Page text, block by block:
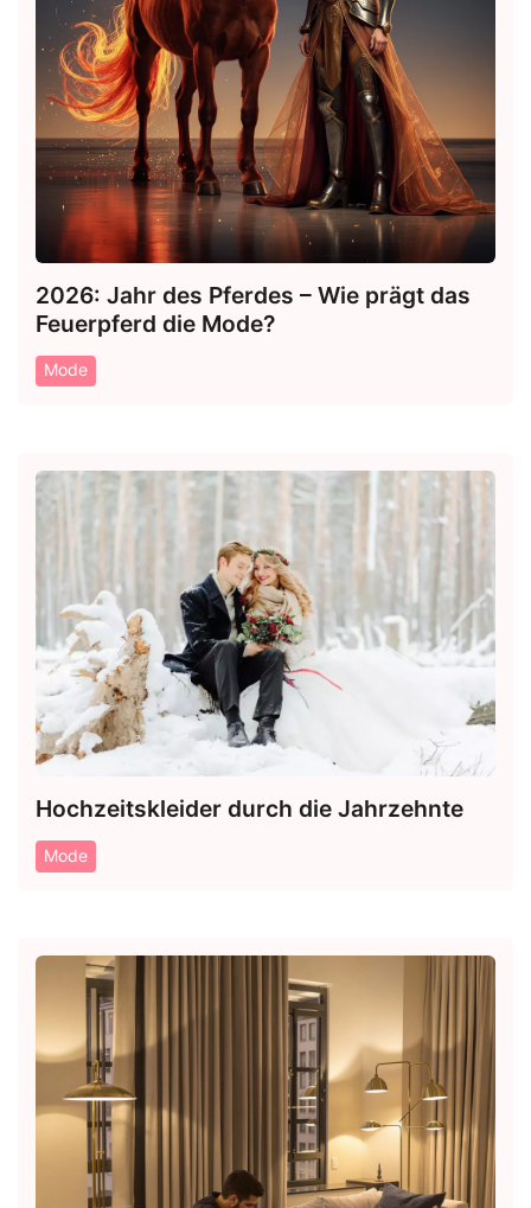
2026: Jahr des Pferdes – Wie prägt das
Feuerpferd die Mode?
Mode
Hochzeitskleider durch die Jahrzehnte
Mode